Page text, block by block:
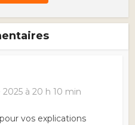
à 20 h 10 min
vos explications